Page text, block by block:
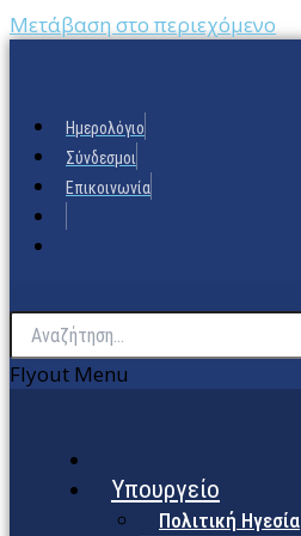
Μετάβαση στο περιεχόμενο
Ημερολόγιο
Σύνδεσμοι
Επικοινωνία
Flyout Menu
Υπουργείο
Πολιτική Ηγεσία